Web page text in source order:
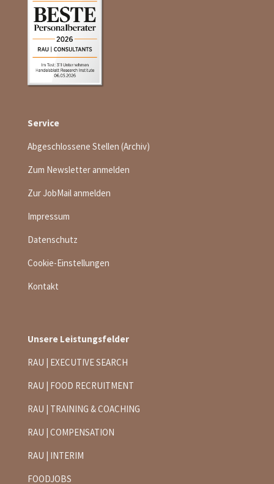
Service
Abgeschlossene Stellen (Archiv)
Zum Newsletter anmelden
Zur JobMail anmelden
Impressum
Datenschutz
Cookie-Einstellungen
Kontakt
Unsere Leistungsfelder
RAU | EXECUTIVE SEARCH
RAU | FOOD RECRUITMENT
RAU | TRAINING & COACHING
RAU | COMPENSATION
RAU | INTERIM
FOODJOBS